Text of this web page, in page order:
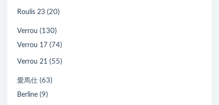
Roulis 23 (20)
Verrou (130)
Verrou 17 (74)
Verrou 21 (55)
愛馬仕 (63)
Berline (9)